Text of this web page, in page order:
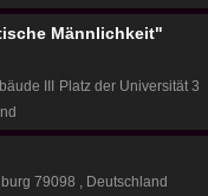
Männlichkeit"
III Platz der Universität 3
79098 Deutschland